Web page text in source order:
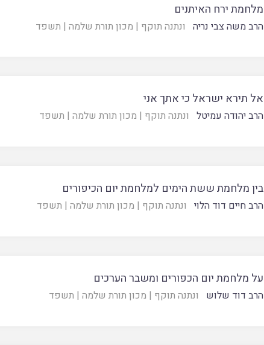
מלחמת ירח האיתנים
הרב משה צבי נריה ונתנה תוקף | מכון תורת שלמה | תשפד
אל תירא ישראל כי אתך אני
הרב יהודה עמיטל ונתנה תוקף | מכון תורת שלמה | תשפד
בין מלחמת ששת הימים למלחמת יום הכיפורים
הרב חיים דוד הלוי ונתנה תוקף | מכון תורת שלמה | תשפד
על מלחמת יום הכפורים ומשבר הערכים
הרב דוד שלוש ונתנה תוקף | מכון תורת שלמה | תשפד